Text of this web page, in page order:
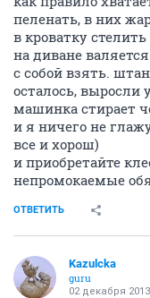
пеленать, в них
в кроватку
на диване
с собой взять.
осталось, выросли
машинка стирает
и я ничего не
все и хорош)
и приобретайте
непромокаемые
ОТВЕТИТЬ
Kazulcka
guru
02 декабря 2013